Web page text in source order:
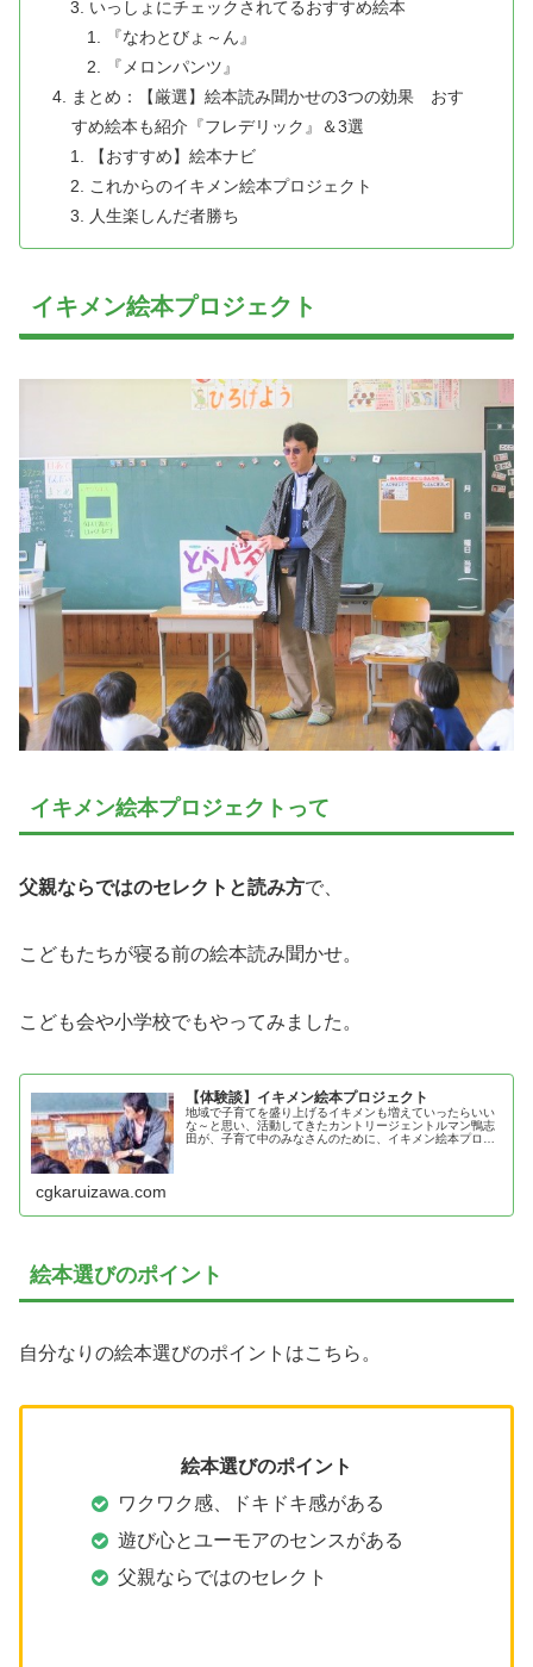
いっしょにチェックされてるおすすめ絵本
『なわとびょ～ん』
『メロンパンツ』
まとめ：【厳選】絵本読み聞かせの3つの効果 おす
すめ絵本も紹介『フレデリック』＆3選
【おすすめ】絵本ナビ
これからのイキメン絵本プロジェクト
人生楽しんだ者勝ち
イキメン絵本プロジェクト
イキメン絵本プロジェクトって
父親ならではのセレクトと読み方で、
こどもたちが寝る前の絵本読み聞かせ。
こども会や小学校でもやってみました。
【体験談】イキメン絵本プロジェクト
地域で子育てを盛り上げるイキメンも増えていったらいい
な～と思い、活動してきたカントリージェントルマン鴨志
田が、子育て中のみなさんのために、イキメン絵本プロジ
cgkaruizawa.com
絵本選びのポイント
自分なりの絵本選びのポイントはこちら。
絵本選びのポイント
ワクワク感、ドキドキ感がある
遊び心とユーモアのセンスがある
父親ならではのセレクト